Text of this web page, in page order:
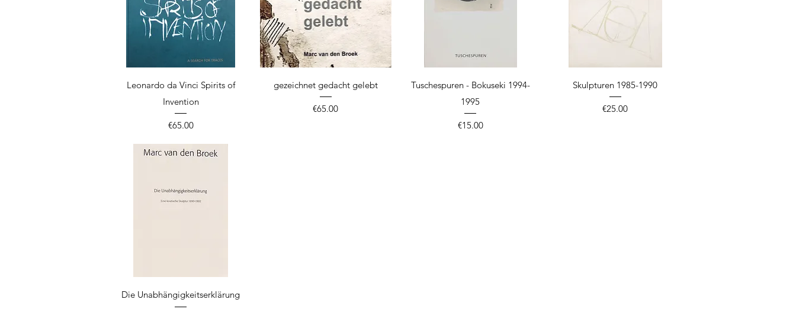
Quick View
Leonardo da Vinci Spirits of
Invention
Price
€65.00
Quick View
gezeichnet gedacht gelebt
Price
€65.00
Quick View
Tuschespuren - Bokuseki 1994-
1995
Price
€15.00
Quick View
Skulpturen 1985-1990
Price
€25.00
Quick View
Die Unabhängigkeitserklärung